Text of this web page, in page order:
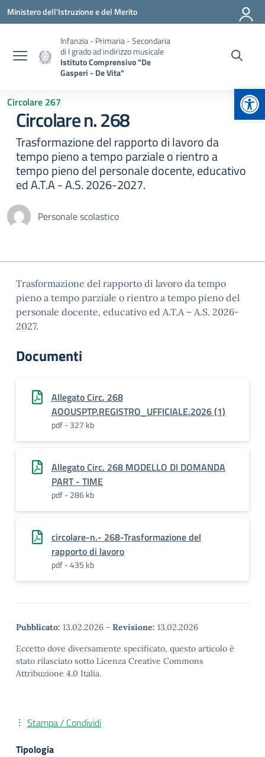
Vai ai contenuti
Vai al menu di navigazione
Vai al footer
Ministero dell'Istruzione e del Merito
Infanzia - Primaria - Secondaria
di I grado ad indirizzo musicale
Istituto Comprensivo "De
Gasperi - De Vita"
Circolare 267
Circolare n. 268
Trasformazione del rapporto di lavoro da
tempo pieno a tempo parziale o rientro a
tempo pieno del personale docente, educativo
ed A.T.A - A.S. 2026-2027.
Personale scolastico
Trasformazione del rapporto di lavoro da tempo
pieno a tempo parziale o rientro a tempo pieno del
personale docente, educativo ed A.T.A – A.S. 2026-
2027.
Documenti
Allegato Circ. 268
AOOUSPTP.REGISTRO_UFFICIALE.2026 (1)
pdf - 327 kb
Allegato Circ. 268 MODELLO DI DOMANDA
PART - TIME
pdf - 286 kb
circolare-n.- 268-Trasformazione del
rapporto di lavoro
pdf - 435 kb
Pubblicato: 13.02.2026 - Revisione: 13.02.2026
Eccetto dove diversamente specificato, questo articolo è
stato rilasciato sotto Licenza Creative Commons
Attribuzione 4.0 Italia.
Stampa / Condividi
Tipologia